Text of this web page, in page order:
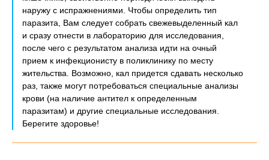
наружу с испражнениями. Чтобы определить тип
паразита, Вам следует собрать свежевыделенный кал
и сразу отнести в лабораторию для исследования,
после чего с результатом анализа идти на очный
прием к инфекционисту в поликлинику по месту
жительства. Возможно, кал придется сдавать несколько
раз, также могут потребоваться специальные анализы
крови (на наличие антител к определенным
паразитам) и другие специальные исследования.
Берегите здоровье!